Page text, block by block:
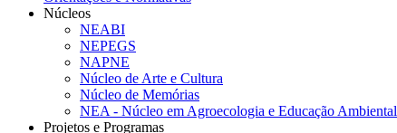
Núcleos
NEABI
NEPEGS
NAPNE
Núcleo de Arte e Cultura
Núcleo de Memórias
NEA - Núcleo em Agroecologia e Educação Ambiental
Projetos e Programas